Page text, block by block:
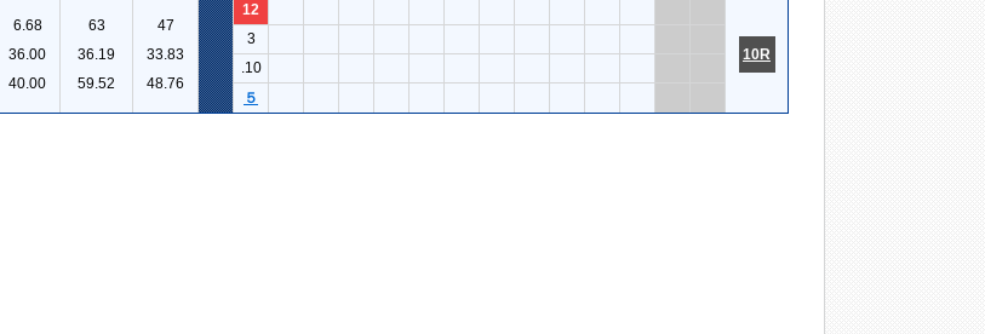
6.68
36.00
40.00
63
36.19
59.52
47
33.83
48.76
12
10R
3
.10
５